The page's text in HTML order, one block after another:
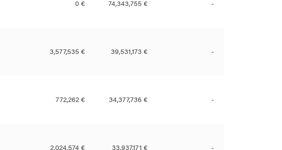
0 € 74,343,755 € -
3,577,535 € 39,531,173 € -
772,262 € 34,377,736 € -
2,024,574 € 33,937,171 € -